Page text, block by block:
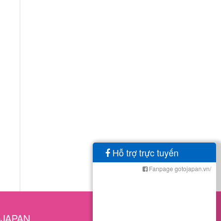
Hỗ trợ trực tuyến
Fanpage gotojapan.vn/